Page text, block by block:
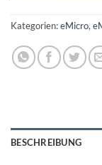
Kategorien:eMicro,
BESCHREIBUNG